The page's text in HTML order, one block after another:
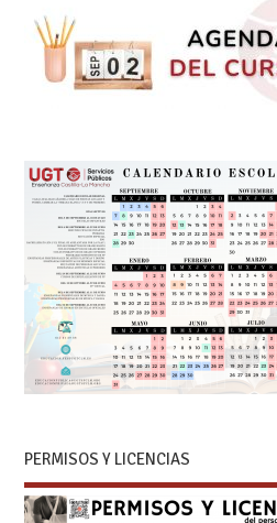
PERMISOS Y LICENCIAS